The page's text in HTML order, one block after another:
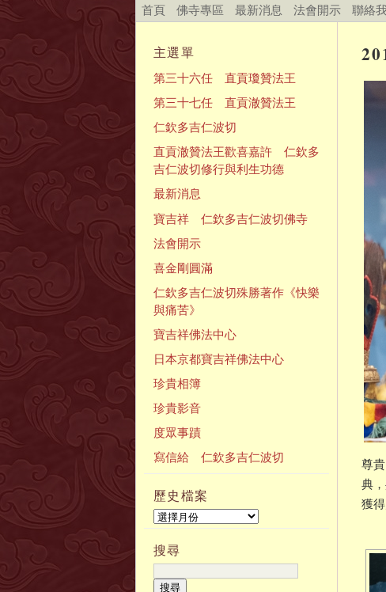
首頁 佛寺專區 最新消息 法會開示 聯絡
尊
典
獲
主選單
第三十六任 直貢瓊贊法王
第三十七任 直貢澈贊法王
仁欽多吉仁波切
直貢澈贊法王歡喜嘉許 仁欽多
吉仁波切修行與利生功德
最新消息
寶吉祥 仁欽多吉仁波切佛寺
法會開示
喜金剛圓滿
仁欽多吉仁波切殊勝著作《快樂
與痛苦》
寶吉祥佛法中心
日本京都寶吉祥佛法中心
珍貴相簿
珍貴影音
度眾事蹟
寫信給 仁欽多吉仁波切
歷史檔案
搜尋